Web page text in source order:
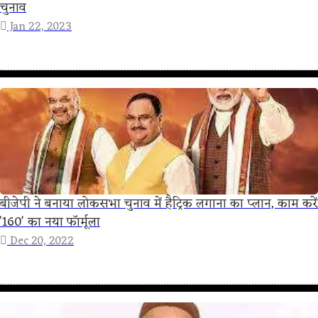
चुनाव
Jan 22, 2023
बीजेपी ने बनाया लोकसभा चुनाव में हैट्रिक लगाना का प्लान, काम करें
'160' का नया फॉर्मूला
Dec 20, 2022